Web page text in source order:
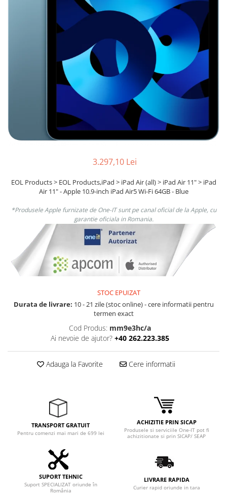
Smartphone IPhone
3.297,10 Lei
EOL Products > EOL Products,iPad > iPad Air (all) > iPad Air 11" > iPad
Air 11" - Apple 10.9-inch iPad Air5 Wi-Fi 64GB - Blue
*Produsele Apple furnizate de One-IT sunt pe canal oficial de la Apple, cu
garantie oficiala in Romania.
STOC EPUIZAT
Durata de livrare: 10 - 21 zile (stoc online) - cere informatii pentru
termen exact
Cod Produs: mm9e3hc/a
Ai nevoie de ajutor? +40 262.223.385
Adauga la Favorite Cere informatii
TRANSPORT GRATUIT
Pentru comenzi mai mari de 699 lei
ACHIZITIE PRIN SICAP
Produsele si serviciile One-IT pot fi
achizitionate si prin SICAP/ SEAP
SUPORT TEHNIC
Suport SPECIALIZAT oriunde în
România
LIVRARE RAPIDA
Curier rapid oriunde in tara